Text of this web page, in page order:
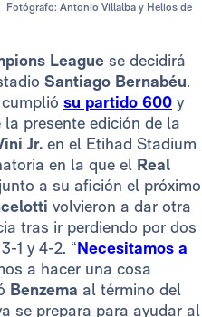
Fotógrafo: Antonio Villalba y Helios de
League se decidirá
Santiago Bernabéu.
su partido 600 y
presente edición de la
Jr. en el Etihad Stadium
en la que el Real
a su afición el próximo
volvieron a dar otra
tras ir perdiendo por dos
1 y 4-2. “Necesitamos a
a hacer una cosa
Benzema al término del
se prepara para ayudar al